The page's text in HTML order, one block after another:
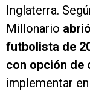
Inglaterra.
Millonario
futbolista de
con opción de
implementar